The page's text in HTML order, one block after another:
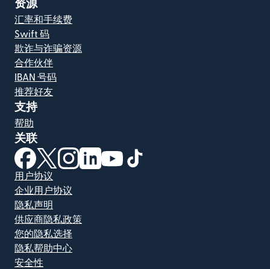
资源
汇率和手续费
Swift 码
欺诈与诈骗资源
合作伙伴
IBAN 号码
推荐好友
支持
帮助
关联
（在新窗口中打开）
（在新窗口中打开）
（在新窗口中打开）
（在新窗口中打开）
（在新窗口中打开）
用户协议
企业用户协议
隐私声明
供应商隐私政策
您的隐私选择
隐私帮助中心
安全性